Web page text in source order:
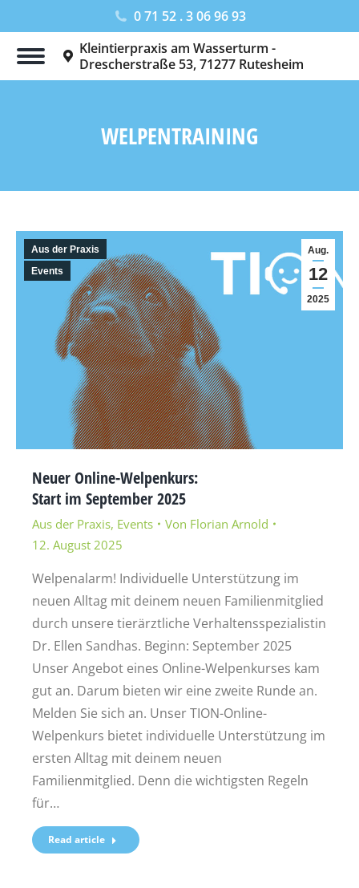
0 71 52 . 3 06 96 93
Kleintierpraxis am Wasserturm -
Drescherstraße 53, 71277 Rutesheim
WELPENTRAINING
Aug.
12
2025
Aus der Praxis
Events
Neuer Online-Welpenkurs:
Start im September 2025
Aus der Praxis, Events Von Florian Arnold
12. August 2025
Welpenalarm! Individuelle Unterstützung im
neuen Alltag mit deinem neuen Familienmitglied
durch unsere tierärztliche Verhaltensspezialistin
Dr. Ellen Sandhas. Beginn: September 2025
Unser Angebot eines Online-Welpenkurses kam
gut an. Darum bieten wir eine zweite Runde an.
Melden Sie sich an. Unser TION-Online-
Welpenkurs bietet individuelle Unterstützung im
ersten Alltag mit deinem neuen
Familienmitglied. Denn die wichtigsten Regeln
für…
Read article